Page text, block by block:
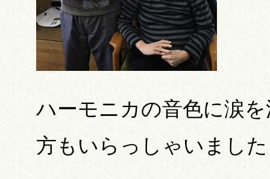
ハーモニカの音色に涙
方もいらっしゃいました